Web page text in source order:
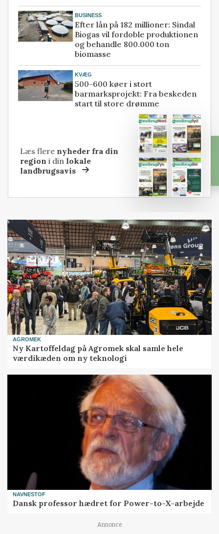
BUSINESS
Efter lån på 182 millioner: Sindal
Biogas vil fordoble produktionen
og behandle 800.000 ton
biomasse
KVÆG
500-600 køer i stort
barmarksprojekt: Fra beskeden
start til store drømme
Læs flere nyheder fra din
region i dinlokale
landbrugsavis
AGROMEK
Ny Kartoffeldag på Agromek skal samle hele
værdikæden om ny teknologi
NAVNESTOF
Dansk professor hædret for Power-to-X-arbejde
Annonce